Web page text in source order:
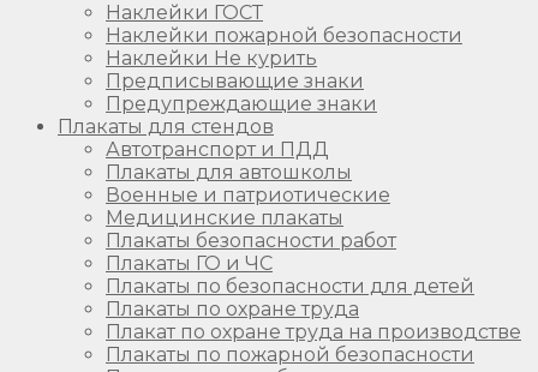
Наклейки ГОСТ
Наклейки пожарной безопасности
Наклейки Не курить
Предписывающие знаки
Предупреждающие знаки
Плакаты для стендов
Автотранспорт и ПДД
Плакаты для автошколы
Военные и патриотические
Медицинские плакаты
Плакаты безопасности работ
Плакаты ГО и ЧС
Плакаты по безопасности для детей
Плакаты по охране труда
Плакат по охране труда на производстве
Плакаты по пожарной безопасности